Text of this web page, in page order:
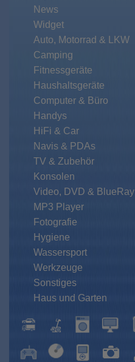
News
Widget
Auto, Motorrad & LKW
Camping
Fitnessgeräte
Haushaltsgeräte
Computer & Büro
Handys
HiFi & Car
Navis & PDAs
TV & Zubehör
Konsolen
Video, DVD & BlueRay
MP3 Player
Fotografie
Hygiene
Wassersport
Werkzeuge
Sonstiges
Haus und Garten